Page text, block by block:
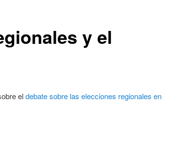
y el
eldebate sobre las elecciones regionales en